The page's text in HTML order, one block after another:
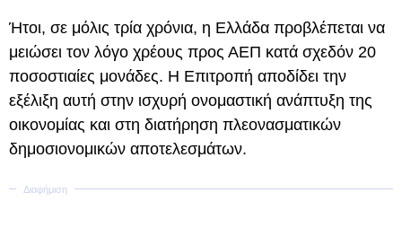
Ήτοι, σε μόλις τρία χρόνια, η Ελλάδα προβλέπεται να
μειώσει τον λόγο χρέους προς ΑΕΠ κατά σχεδόν 20
ποσοστιαίες μονάδες. Η Επιτροπή αποδίδει την
εξέλιξη αυτή στην ισχυρή ονομαστική ανάπτυξη της
οικονομίας και στη διατήρηση πλεονασματικών
δημοσιονομικών αποτελεσμάτων.